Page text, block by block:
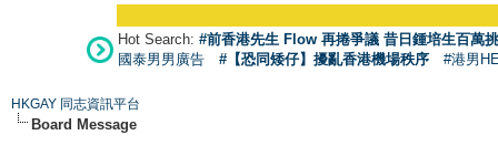
Hot Search: #前香港先生 Flow 再捲爭議 昔日鍾培生百萬
國泰男男廣告
#【恐同矮仔】擾亂香港機場秩序 #港男
HKGAY 同志資訊平台
Board Message